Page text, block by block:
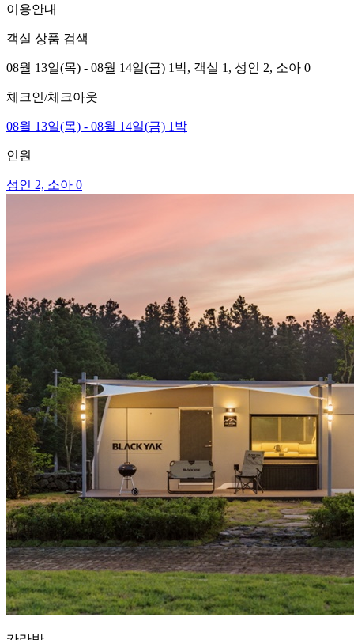
이용안내
객실 상품 검색
08월 13일(목) - 08월 14일(금) 1박, 객실 1, 성인 2, 소아 0
체크인/체크아웃
08월 13일(목) - 08월 14일(금) 1박
인원
성인 2, 소아 0